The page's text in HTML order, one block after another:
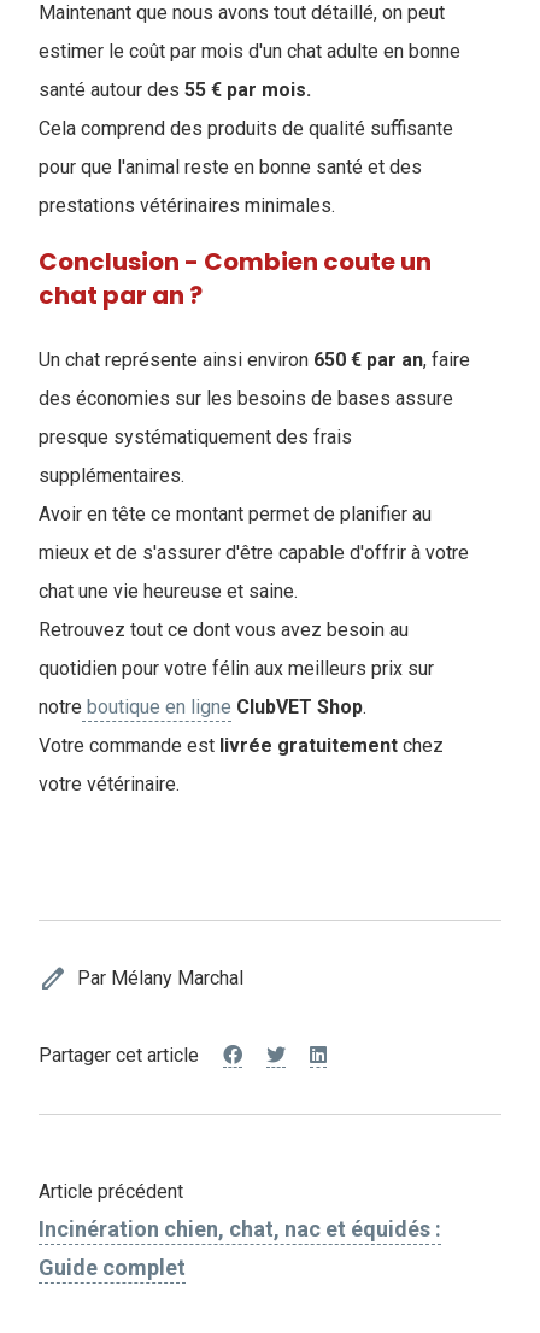
Maintenant que nous avons tout détaillé, on peut
estimer le coût par mois d'un chat adulte en bonne
santé autour des 55 € par mois.
Cela comprend des produits de qualité suffisante
pour que l'animal reste en bonne santé et des
prestations vétérinaires minimales.
Conclusion - Combien coute un
chat par an ?
Un chat représente ainsi environ 650 € par an, faire
des économies sur les besoins de bases assure
presque systématiquement des frais
supplémentaires.
Avoir en tête ce montant permet de planifier au
mieux et de s'assurer d'être capable d'offrir à votre
chat une vie heureuse et saine.
Retrouvez tout ce dont vous avez besoin au
quotidien pour votre félin aux meilleurs prix sur
notre boutique en ligne ClubVET Shop.
Votre commande est livrée gratuitement chez
votre vétérinaire.
edit Par Mélany Marchal
Partager cet article
Article précédent
Incinération chien, chat, nac et équidés :
Guide complet